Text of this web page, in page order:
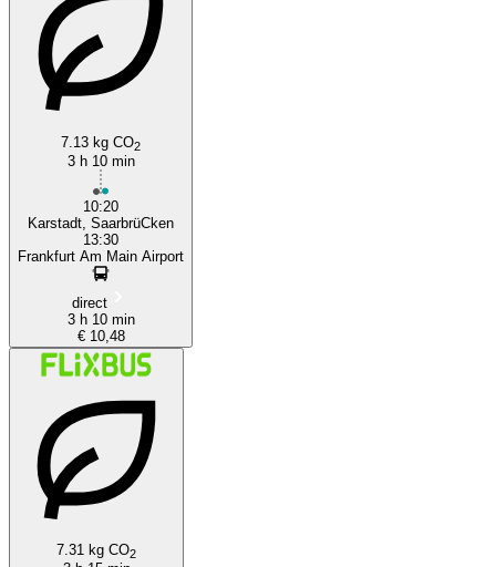
7.13 kg CO2
3 h 10 min
10:20
Karstadt, SaarbrüCken
13:30
Frankfurt Am Main Airport
direct
3 h 10 min
€ 10,48
7.31 kg CO2